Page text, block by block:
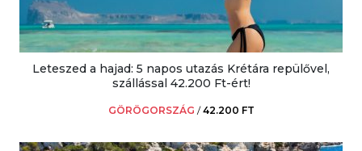
Leteszed a hajad: 5 napos utazás Krétára repülővel,
szállással 42.200 Ft-ért!
GÖRÖGORSZÁG /42.200 FT